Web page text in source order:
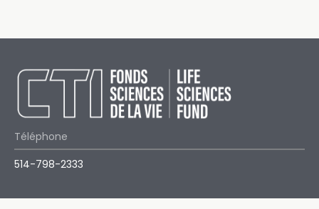
Téléphone
514-798-2333
Email